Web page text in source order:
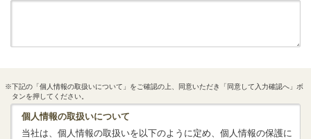
※下記の「個人情報の取扱いについて」をご確認の上、同意いただき「同意して入力確認へ」ボ
タンを押してください。
個人情報の取扱いについて
当社は、個人情報の取扱いを以下のように定め、個人情報の保護に